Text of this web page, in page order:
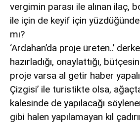
vergimin parası ile alınan ilaç,
ile için de keyif için
mı?
‘Ardahan’da proje üreten..’
hazırladığı, onaylattığı,
proje varsa al getir haber
Çizgisi’ ile turistikte olsa,
kalesinde de yapılacağı
gibi halen yapılamayan kıl